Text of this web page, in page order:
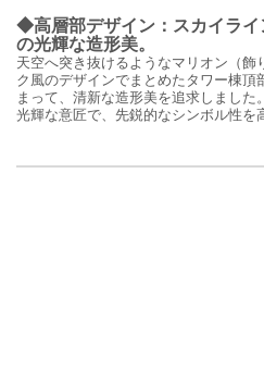
◆高層部デザイン：スカイライ
の光輝な造形美。
天空へ突き抜けるようなマリオン（飾
ク風のデザインでまとめたタワー棟頂
まって、清新な造形美を追求しまし
光輝な意匠で、先鋭的なシンボル性を